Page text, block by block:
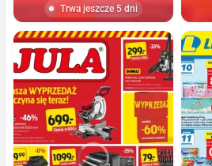
Trwa jeszcze 5 dni